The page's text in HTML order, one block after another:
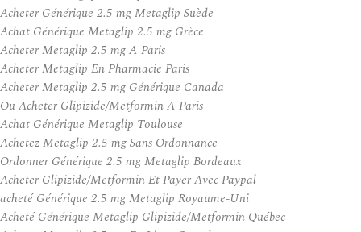
Acheter Générique 2.5 mg Metaglip Suède
Achat Générique Metaglip 2.5 mg Grèce
Acheter Metaglip 2.5 mg A Paris
Acheter Metaglip En Pharmacie Paris
Acheter Metaglip 2.5 mg Générique Canada
Ou Acheter Glipizide/Metformin A Paris
Achat Générique Metaglip Toulouse
Achetez Metaglip 2.5 mg Sans Ordonnance
Ordonner Générique 2.5 mg Metaglip Bordeaux
Acheter Glipizide/Metformin Et Payer Avec Paypal
acheté Générique 2.5 mg Metaglip Royaume-Uni
Acheté Générique Metaglip Glipizide/Metformin Québec